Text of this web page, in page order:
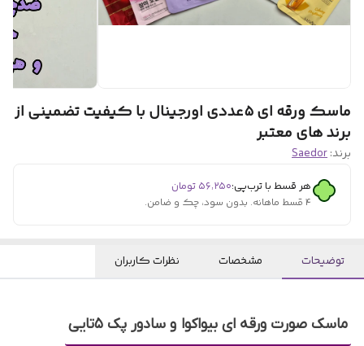
ماسک ورقه ای ۵عددی اورجینال با کیفیت تضمینی از
برند های معتبر
برند:Saedor
هر قسط با ترب‌پی:۵۶٬۲۵۰ تومان
۴ قسط ماهانه. بدون سود، چک و ضامن.
توضیحات مشخصات نظرات کاربران
ماسک صورت ورقه ای بیواکوا و سادور پک ۵تایی